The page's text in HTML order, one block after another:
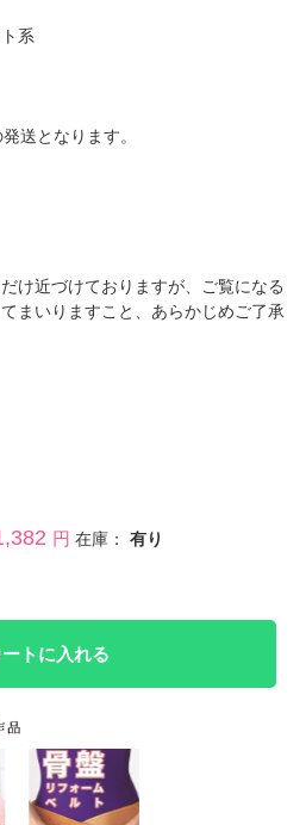
系
送となります。
け近づけておりますが、ご覧になる
まいりますこと、あらかじめご了承
円 在庫： 有り
ートに入れる